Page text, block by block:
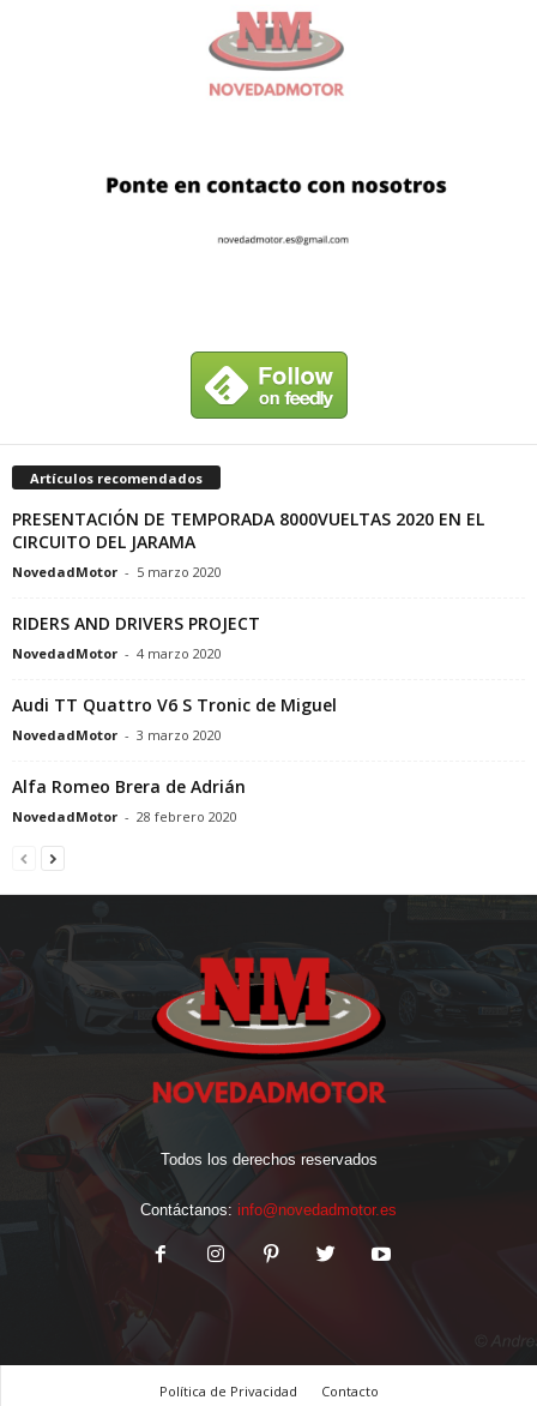
Artículos recomendados
PRESENTACIÓN DE TEMPORADA 8000VUELTAS 2020 EN EL
CIRCUITO DEL JARAMA
NovedadMotor - 5 marzo 2020
RIDERS AND DRIVERS PROJECT
NovedadMotor - 4 marzo 2020
Audi TT Quattro V6 S Tronic de Miguel
NovedadMotor - 3 marzo 2020
Alfa Romeo Brera de Adrián
NovedadMotor - 28 febrero 2020
Todos los derechos reservados
Contáctanos: info@novedadmotor.es
Política de Privacidad Contacto